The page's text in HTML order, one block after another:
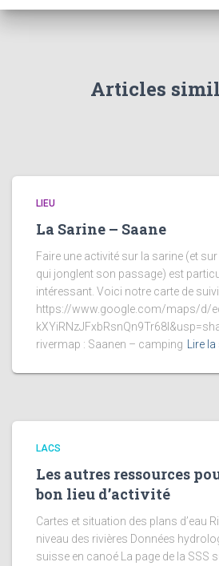
:
Articles
LIEU
La Sarine – Saane
Faire une activité sur la sarine (et
qui jonglent son passage) est
intéressant. Voici notre carte de
https://www.google.com/maps/d/
rivermap : Saanen – camping
Lire
LACS
Les autres ressources
bon lieu d’activité
Cartes et situation des plans d’eau
niveau des rivières Données
suisse en canoé La page de la SSS